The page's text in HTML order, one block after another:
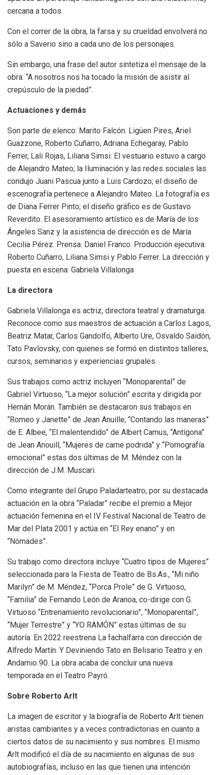
cercana a todos.
Con el correr de la obra, la farsa y su crueldad envolverá no
sólo a Saverio sino a cada uno de los personajes.
Sin embargo, una frase del autor sintetiza el mensaje de la
obra: “A nosotros nos ha tocado la misión de asistir al
crepúsculo de la piedad”.
Actuaciones y demás
Son parte de elenco: Marito Falcón. Ligüen Pires, Ariel
Guazzone, Roberto Cuñarro, Adriana Echegaray, Pablo
Ferrer, Lali Rojas, Liliana Simsi. El vestuario estuvo a cargo
de Alejandro Mateo; la Iluminación y las redes sociales las
condujo Juani Pascua junto a Luis Cardozo; el diseño de
escenografía pertenece a Alejandro Mateo. La fotografía es
de Diana Ferrer Pinto; el diseño gráfico es de Gustavo
Reverdito. El asesoramiento artístico es de María de los
Ángeles Sanz y la asistencia de dirección es de María
Cecilia Pérez. Prensa: Daniel Franco. Producción ejecutiva:
Roberto Cuñarro, Liliana Simsi y Pablo Ferrer. La dirección y
puesta en escena: Gabriela Villalonga
La directora
Gabriela Villalonga es actriz, directora teatral y dramaturga.
Reconoce como sus maestros de actuación a Carlos Lagos,
Beatriz Matar, Carlos Gandolfo, Alberto Ure, Osvaldo Saidón,
Tato Pavlovsky, con quienes se formó en distintos talleres,
cursos, seminarios y experiencias grupales.
Sus trabajos como actriz incluyen “Monoparental” de
Gabriel Virtuoso, “La mejor solución” escrita y dirigida por
Hernán Morán. También se destacaron sus trabajos en
“Romeo y Janette” de Jean Anuille, “Contando las maneras”
de E. Albee, “El malentendido” de Albert Camus, “Antígona”
de Jean Anouill, “Mujeres de carne podrida” y “Pornografía
emocional” estas dos últimas de M. Méndez con la
dirección de J.M. Muscari.
Como integrante del Grupo Paladarteatro, por su destacada
actuación en la obra “Paladar” recibe el premio a Mejor
actuación femenina en el IV Festival Nacional de Teatro de
Mar del Plata 2001 y actúa en “El Rey enano” y en
“Nómades”.
Su trabajo como directora incluye “Cuatro tipos de Mujeres”
seleccionada para la Fiesta de Teatro de Bs.As., “Mi niño
Marilyn” de M. Méndez, “Porca Prole” de G. Virtuoso,
“Familia” de Fernando León de Aranoa, co-dirige con G.
Virtuoso “Entrenamiento revolucionario”, “Monoparental”,
“Mujer Terrestre” y “YO RAMÓN” estas últimas de su
autoría. En 2022 reestrena La fachalfarra con dirección de
Alfredo Martín. Y Deviniendo Tato en Belisario Teatro y en
Andamio 90. La obra acaba de concluir una nueva
temporada en el Teatro Payró.
Sobre Roberto Arlt
La imagen de escritor y la biografía de Roberto Arlt tienen
aristas cambiantes y a veces contradictorias en cuanto a
ciertos datos de su nacimiento y sus nombres. El mismo
Arlt modificó el día de su nacimiento en algunas de sus
autobiografías, incluso en las que tienen una intención